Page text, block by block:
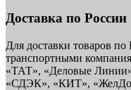
Доставка по России
Для доставки товаров
транспортными
«ТАТ», «Деловые
«СДЭК», «КИТ»,